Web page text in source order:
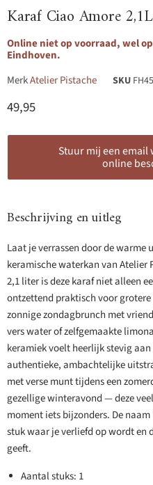
Karaf Ciao Amore 2,1L
Online niet op voorraad, wel
Eindhoven.
MerkAtelier Pistache SKU
Huidige prijs
49,95
Stuur mij een
online
Beschrijving en uitleg
Laat je verrassen door de
keramische waterkan van Atelier
2,1 liter is deze karaf niet alleen
ontzettend praktisch voor
zonnige zondagbrunch met
vers water of zelfgemaakte
keramiek voelt heerlijk stevig
authentieke, ambachtelijke
met verse munt tijdens een
gezellige winteravond — deze
moment iets bijzonders. De
stuk waar je verliefd op wordt
geeft.
Aantal stuks: 1